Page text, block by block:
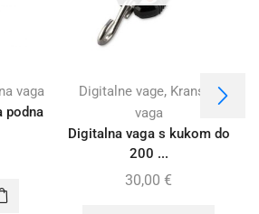
vaga
podna
Digitalne vage, Kranska
vaga
Digitalna vaga s kukom do
200 ...
30,00 €